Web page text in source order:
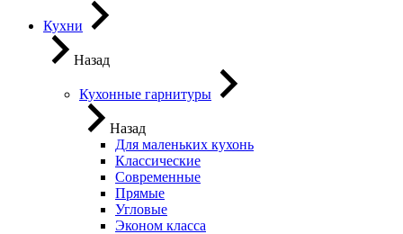
Кухни
Назад
Кухонные гарнитуры
Назад
Для маленьких кухонь
Классические
Современные
Прямые
Угловые
Эконом класса